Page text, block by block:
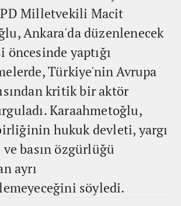
Milletvekili Macit
Ankara'da düzenlenecek
öncesinde yaptığı
Türkiye'nin Avrupa
kritik bir aktör
Karaahmetoğlu,
hukuk devleti, yargı
ve basın özgürlüğü
ayrı
söyledi.